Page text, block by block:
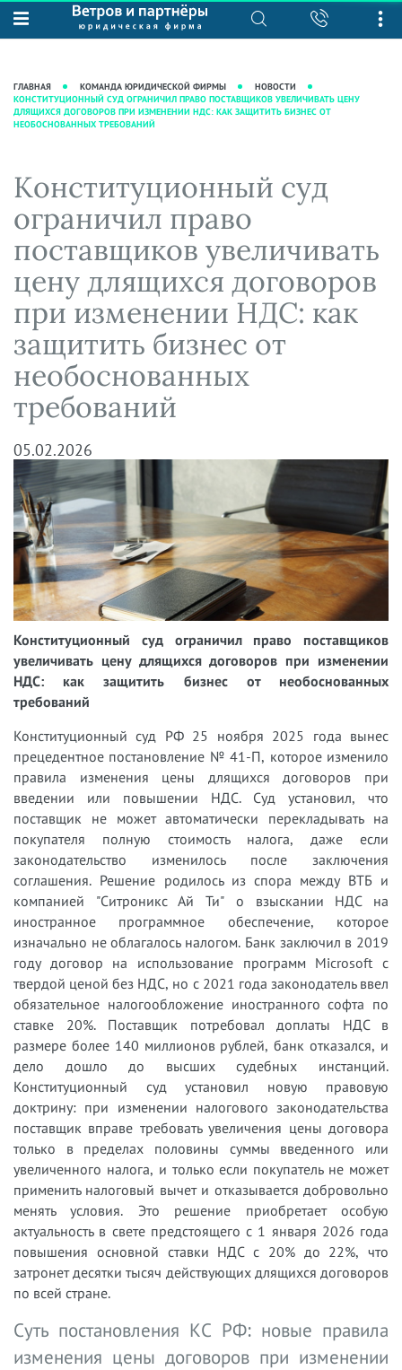
О нас
Рекомендации
фирмы
Кейсы
Вакансии
Юридические услуги
Интеллектуальная собственность
Сопровождение бизнеса
Ведение уголовных дел
Защита активов
Ведение дел о банкротстве
База знаний
Журнал "Секреты арбитражной
практики"
Статьи
Аудиоподкасты
Видеоподкасты
Справочная
Вопросы-ответы
Вебинары и семинары
Прямые эфиры
ГЛАВНАЯ КОМАНДА ЮРИДИЧЕСКОЙ ФИРМЫ
НОВОСТИ
КОНСТИТУЦИОННЫЙ СУД ОГРАНИЧИЛ ПРАВО ПОСТАВЩИКОВ УВЕЛИЧИВАТЬ ЦЕНУ
ДЛЯЩИХСЯ ДОГОВОРОВ ПРИ ИЗМЕНЕНИИ НДС: КАК ЗАЩИТИТЬ БИЗНЕС ОТ
НЕОБОСНОВАННЫХ ТРЕБОВАНИЙ
Конституционный суд
ограничил право
поставщиков увеличивать
цену длящихся договоров
при изменении НДС: как
защитить бизнес от
необоснованных
требований
05.02.2026
Конституционный суд ограничил право поставщиков
увеличивать цену длящихся договоров при изменении
НДС: как защитить бизнес от необоснованных
требований
Конституционный суд РФ 25 ноября 2025 года вынес
прецедентное постановление № 41-П, которое изменило
правила изменения цены длящихся договоров при
введении или повышении НДС. Суд установил, что
поставщик не может автоматически перекладывать на
покупателя полную стоимость налога, даже если
законодательство изменилось после заключения
соглашения. Решение родилось из спора между ВТБ и
компанией "Ситроникс Ай Ти" о взыскании НДС на
иностранное программное обеспечение, которое
изначально не облагалось налогом. Банк заключил в 2019
году договор на использование программ Microsoft с
твердой ценой без НДС, но с 2021 года законодатель ввел
обязательное налогообложение иностранного софта по
ставке 20%. Поставщик потребовал доплаты НДС в
размере более 140 миллионов рублей, банк отказался, и
дело дошло до высших судебных инстанций.
Конституционный суд установил новую правовую
доктрину: при изменении налогового законодательства
поставщик вправе требовать увеличения цены договора
только в пределах половины суммы введенного или
увеличенного налога, и только если покупатель не может
применить налоговый вычет и отказывается добровольно
менять условия. Это решение приобретает особую
актуальность в свете предстоящего с 1 января 2026 года
повышения основной ставки НДС с 20% до 22%, что
затронет десятки тысяч действующих длящихся договоров
по всей стране.
Суть постановления КС РФ: новые правила
изменения цены договоров при изменении